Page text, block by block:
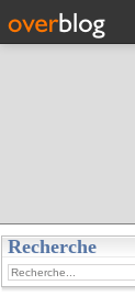
Recherche